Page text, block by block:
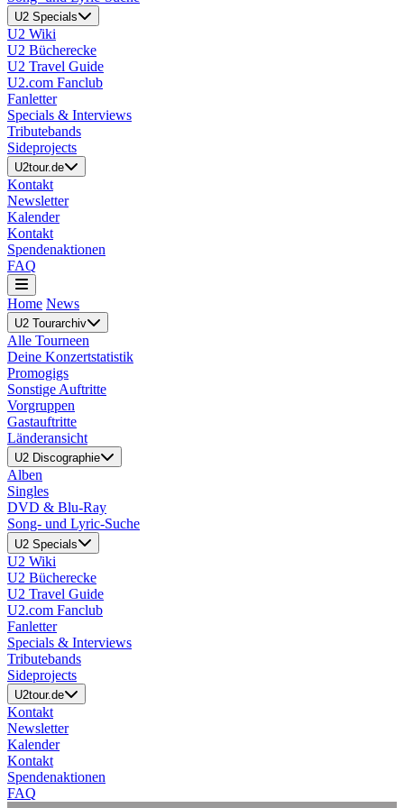
U2 Specials
U2 Wiki
U2 Bücherecke
U2 Travel Guide
U2.com Fanclub
Fanletter
Specials & Interviews
Tributebands
Sideprojects
U2tour.de
Kontakt
Newsletter
Kalender
Kontakt
Spendenaktionen
FAQ
Home News
U2 Tourarchiv
Alle Tourneen
Deine Konzertstatistik
Promogigs
Sonstige Auftritte
Vorgruppen
Gastauftritte
Länderansicht
U2 Discographie
Alben
Singles
DVD & Blu-Ray
Song- und Lyric-Suche
U2 Specials
U2 Wiki
U2 Bücherecke
U2 Travel Guide
U2.com Fanclub
Fanletter
Specials & Interviews
Tributebands
Sideprojects
U2tour.de
Kontakt
Newsletter
Kalender
Kontakt
Spendenaktionen
FAQ